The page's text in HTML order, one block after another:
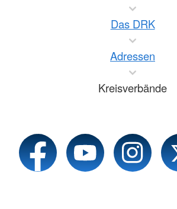
Das DRK
Adressen
Kreisverbände